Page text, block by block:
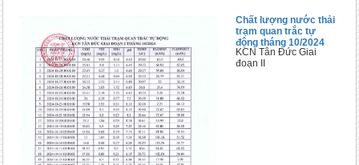
Chất lượng nước thải
trạm quan trắc tự
động tháng 10/2024
KCN Tân Đức Giai
đoạn II